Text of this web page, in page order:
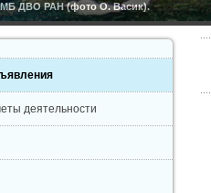
ДВО РАН (фото О. Васик).
деятельности